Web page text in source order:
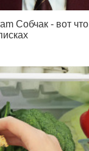
Собчак - вот что